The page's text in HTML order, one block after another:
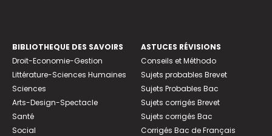
BIBLIOTHEQUE DES SAVOIRS
Droit-Economie-Gestion
Littérature-Sciences Humaines
Sciences
Arts-Design-Spectacle
Santé
Social
ASTUCES RÉVISIONS
Conseils et Méthodo
Sujets probables Brevet
Sujets Probables Bac
Sujets corrigés Brevet
Sujets corrigés Bac
Corrigés Bac de Français